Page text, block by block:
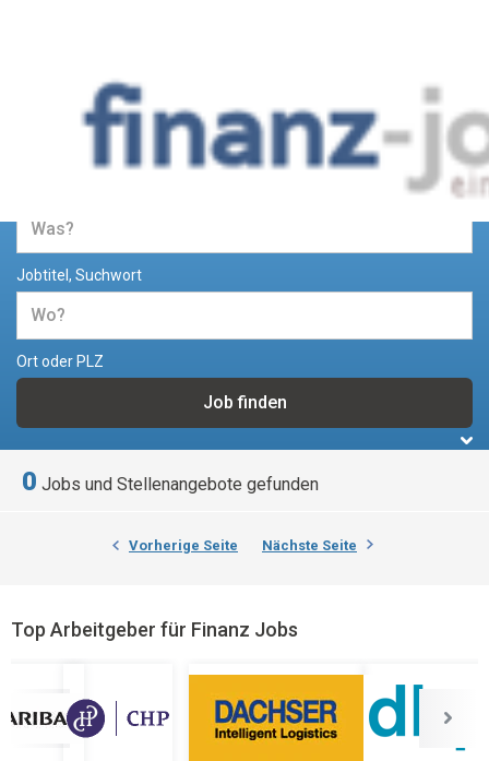
Jobs und Stellenangebote im
Bereich Finanzen
Jobtitel, Suchwort
Ort oder PLZ
0 Jobs und Stellenangebote gefunden
Vorherige Seite Nächste Seite
Top Arbeitgeber für Finanz Jobs